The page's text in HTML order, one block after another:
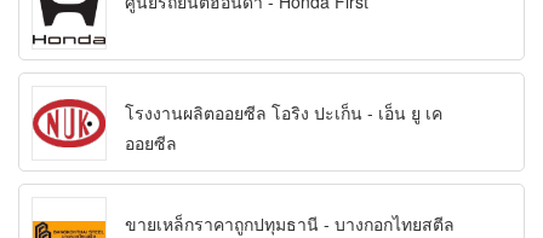
โรงงานผลิตออยซีล โอริง ปะเก็น - เอ็น ยู เค
ออยซีล
ขายเหล็กราคาถูกปทุมธานี - บางกอกไทยสตีล